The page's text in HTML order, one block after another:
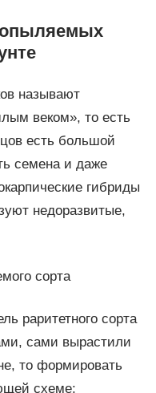
называют
веком», то есть
есть большой
семена и даже
гибриды
недоразвитые,
сорта
раритетного сорта
сами вырастили
то формировать
схеме: